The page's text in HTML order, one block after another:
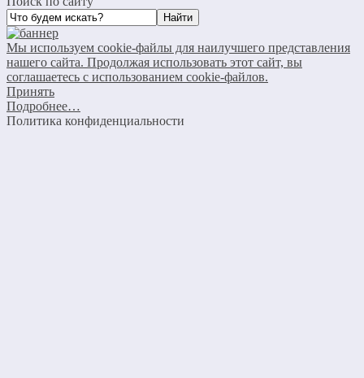
Мы используем cookie-файлы для наилучшего представления
нашего сайта. Продолжая использовать этот сайт, вы
соглашаетесь с использованием cookie-файлов.
Принять
Подробнее…
Политика конфиденциальности